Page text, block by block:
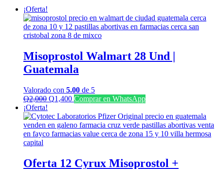
¡Oferta!
Misoprostol Walmart 28 Und |
Guatemala
Valorado con 5.00 de 5
Q2,000 El
original
era:
Q2,000.
Q1,400El
actual
es:
Q1,400.
Comprar en WhatsApp
¡Oferta!
Oferta 12 Cyrux Misoprostol +